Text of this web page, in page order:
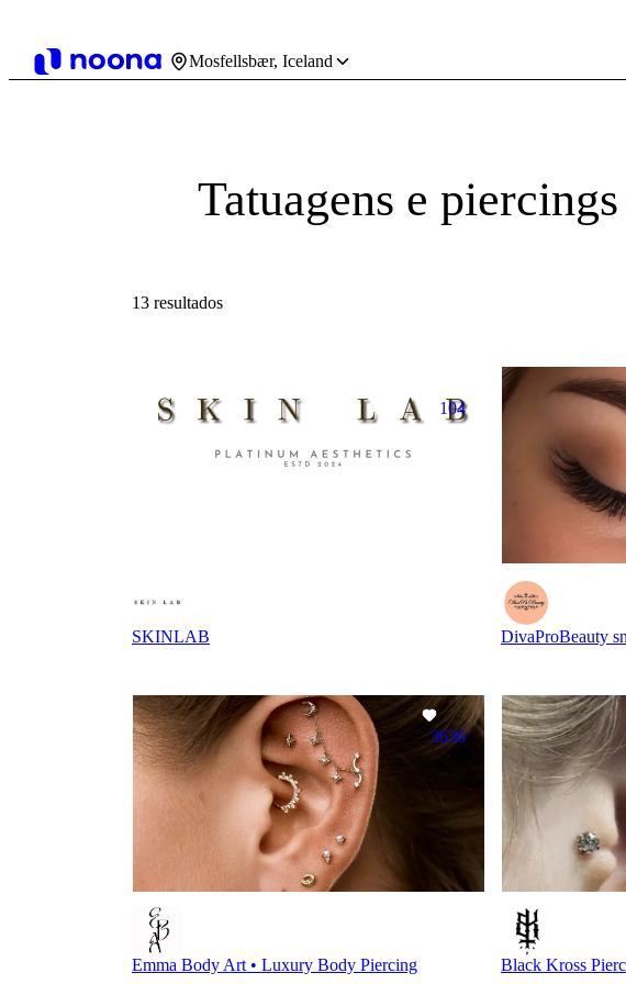
Mosfellsbær, Iceland
Tatuagens e
13 resultados
104
SKINLAB DivaProBeauty
3636
Emma Body Art • Luxury Body Piercing Black Kross